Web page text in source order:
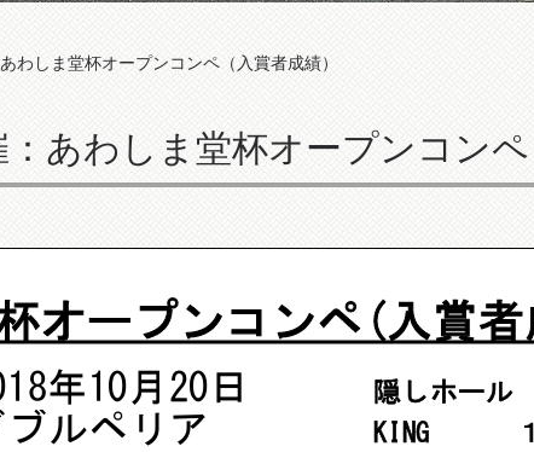
わしま堂杯オープンコンペ（入賞者成績）
あわしま堂杯オープンコンペ
オープンコンペ(入賞者
年10月20日 隠しホール
ルペリア
KING １